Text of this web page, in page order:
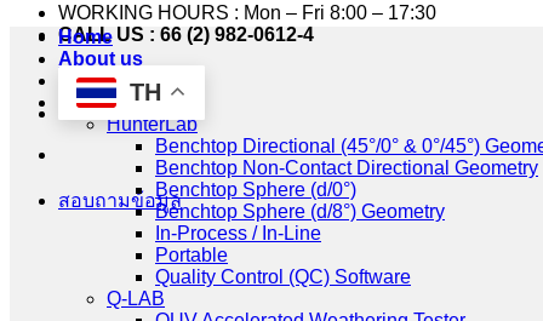
WORKING HOURS : Mon – Fri 8:00 – 17:30
CALL US : 66 (2) 982-0612-4
TH
สอบถามข้อมูล
Home
About us
Industry
Products
HunterLab
Benchtop Directional (45°/0° & 0°/45°)
Benchtop Non-Contact Directional Geometry
Benchtop Sphere (d/0°)
Benchtop Sphere (d/8°) Geometry
In-Process / In-Line
Portable
Quality Control (QC) Software
Q-LAB